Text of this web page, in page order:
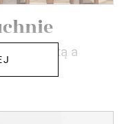
otwartą a